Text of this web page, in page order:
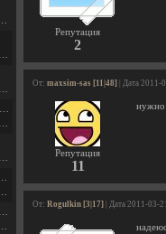
Репутация
2
От: maxsim-sas [11|48] | Дата
Репутация
11
нужно
От: Rogulkin [3|17] | Дата 2011-03-